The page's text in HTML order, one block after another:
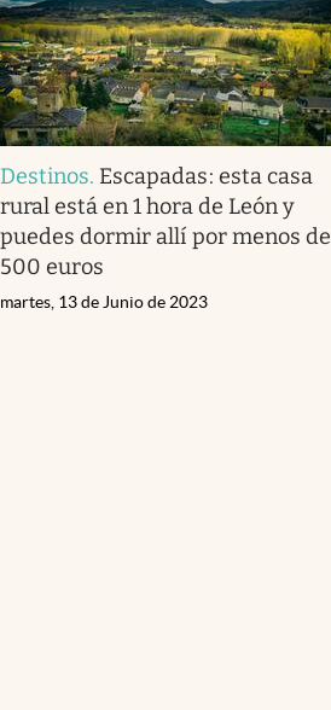
Destinos. Escapadas: esta casa
rural está en 1 hora de León y
puedes dormir allí por menos de
500 euros
martes, 13 de Junio de 2023